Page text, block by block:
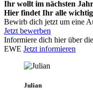
Ihr wollt im nächsten
Hier findet Ihr alle
Bewirb dich jetzt um eine
Jetzt bewerben
Informiere dich hier über
EWE Jetzt informieren
Julian